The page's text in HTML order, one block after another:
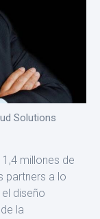
Solutions
millones de
partners a lo
diseño
la